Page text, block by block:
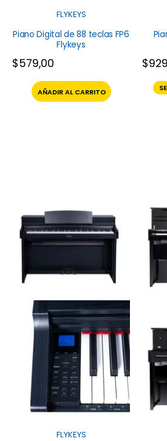
FLYKEYS
Piano Digital de 88 teclas FP6
Flykeys
$579,00
AÑADIR AL CARRITO
$
FLYKEYS